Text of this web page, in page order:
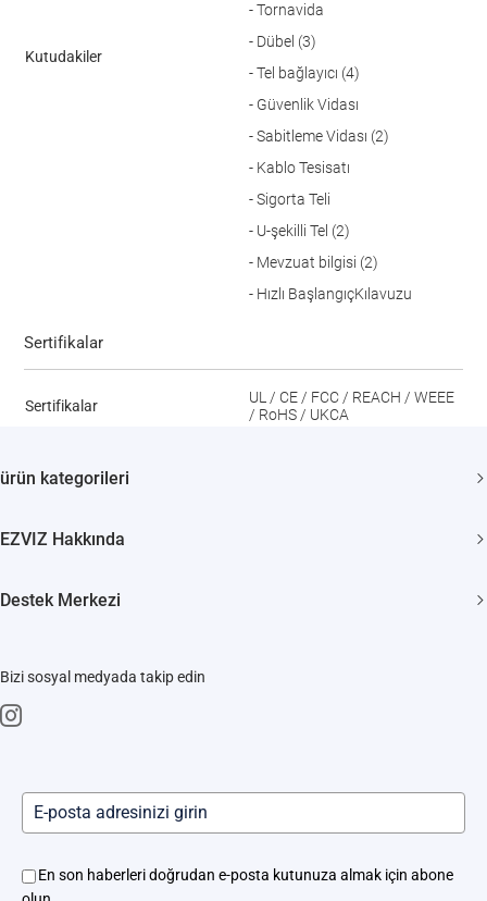
Kutudakiler
- Tornavida
- Dübel (3)
- Tel bağlayıcı (4)
- Güvenlik Vidası
- Sabitleme Vidası (2)
- Kablo Tesisatı
- Sigorta Teli
- U-şekilli Tel (2)
- Mevzuat bilgisi (2)
- Hızlı Başlangıç ​​Kılavuzu
Sertifikalar
Sertifikalar
UL / CE / FCC / REACH / WEEE
/ RoHS / UKCA
ürün kategorileri
EZVIZ Hakkında
Haber odası
Trust Center
Destek Merkezi
İndir
Akıllı Kilit Servisleri
Yerinde Hizmet
Bizi sosyal medyada takip edin
En son haberleri doğrudan e-posta kutunuza almak için abone